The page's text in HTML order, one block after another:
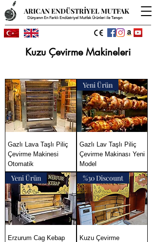
Dünyanın En Farklı Endüstriyel Mutfak Ürünleri ile Tanışın
ARICAN ENDÜSTRİYEL MUTFAK
Kuzu Çevirme Makineleri
Gazlı Lava Taşlı Piliç
Çevirme Makinesi
Otomatik
Yeni Ürün
Gazlı Lav Taşlı Piliç
Çevirme Makinası Yeni
Model
Yeni Ürün
Erzurum Cag Kebap
%30 Discount
Kuzu Çevirme